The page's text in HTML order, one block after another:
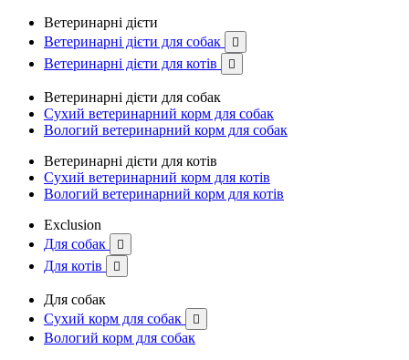
Ветеринарні дієти
Ветеринарні дієти для собак

Ветеринарні дієти для котів 
Ветеринарні дієти для собак
Сухий ветеринарний корм для собак
Вологий ветеринарний корм для собак
Ветеринарні дієти для котів
Сухий ветеринарний корм для котів
Вологий ветеринарний корм для котів
Exclusion
Для собак

Для котів 
Для собак
Сухий корм для собак

Вологий корм для собак